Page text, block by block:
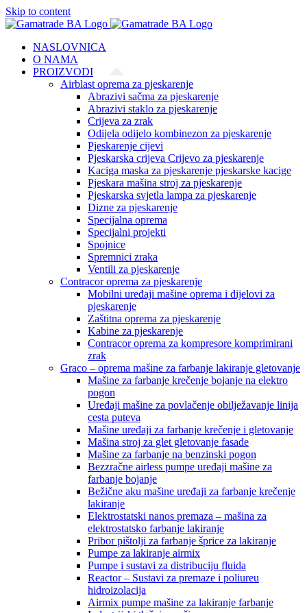
Skip to content
NASLOVNICA
O NAMA
PROIZVODI
Airblast oprema za pjeskarenje
Abrazivi sačma za pjeskarenje
Abrazivi staklo za pjeskarenje
Crijeva za zrak
Odijela odijelo kombinezon za pjeskarenje
Pjeskarenje cijevi
Pjeskarska crijeva Crijevo za pjeskarenje
Kaciga maska za pjeskarenje pjeskarske kacige
Pjeskara mašina stroj za pjeskarenje
Pjeskarska svjetla lampa za pjeskarenje
Dizne za pjeskarenje
Specijalna oprema
Specijalni projekti
Spojnice
Spremnici zraka
Ventili za pjeskarenje
Contracor oprema za pjeskarenje
Mobilni uređaji mašine oprema i dijelovi za
pjeskarenje
Zaštitna oprema za pjeskarenje
Kabine za pjeskarenje
Contracor oprema za kompresore komprimirani
zrak
Graco – oprema mašine za farbanje lakiranje gletovanje
Mašine za farbanje krečenje bojanje na elektro
pogon
Uređaji mašine za povlačenje obilježavanje linija
cesta puteva
Mašine uređaji za farbanje krečenje i gletovanje
Mašina stroj za glet gletovanje fasade
Mašine za farbanje na benzinski pogon
Bezzračne airless pumpe uređaji mašine za
farbanje bojanje
Bežične aku mašine uređaji za farbanje krečenje
lakiranje
Elektrostatski nanos premaza – mašina za
elektrostatsko farbanje lakiranje
Pribor pištolji za farbanje šprice za lakiranje
Pumpe za lakiranje airmix
Pumpe i sustavi za distribuciju fluida
Reactor – Sustavi za premaze i poliureu
hidroizolacija
Airmix pumpe mašine za lakiranje farbanje